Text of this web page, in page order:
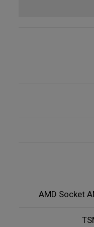
AMD Socket